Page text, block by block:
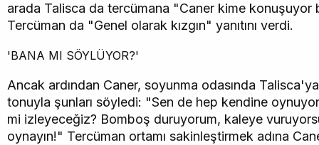
arada Talisca da tercümana "Caner kime
Tercüman da "Genel olarak kızgın" yanıtını verdi.
'BANA MI SÖYLÜYOR?'
Ancak ardından Caner, soyunma odasında
tonuyla şunları söyledi: "Sen de hep kendine
mi izleyeceğiz? Bomboş duruyorum, kaleye
oynayın!" Tercüman ortamı sakinleştirmek adına